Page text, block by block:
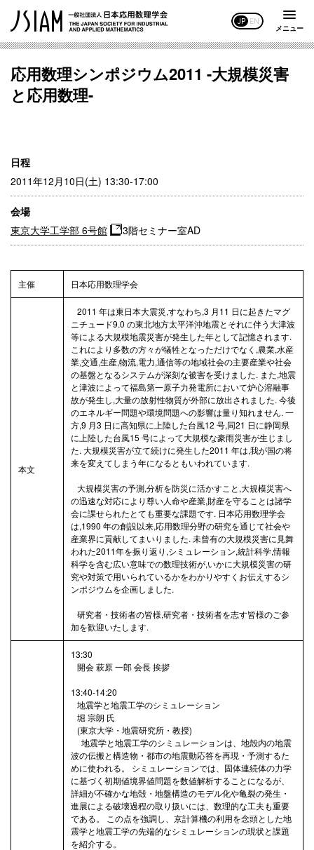
JP EN
メニュー
応用数理シンポジウム2011 -大規模災害
と応用数理-
日程
2011年12月10日(土) 13:30-17:00
会場
東京大学工学部 6号館
3階セミナー室AD
主催 日本応用数理学会
本文
2011 年は東日本大震災,すなわち,3 月11 日に起きたマグ
ニチュード9.0 の東北地方太平洋沖地震とそれに伴う大津波
等による大規模地震災害が発生した年として記憶されます.
これにより多数の方々が犠牲となっただけでなく,農業,水産
業,交通,生産,物流,電力,通信等の地域社会の主要産業や社会
の基盤となるシステムが深刻な被害を受けました. また,地震
と津波によって福島第一原子力発電所において炉心溶融事
故が発生し,大量の放射性物質が外部に放出されました. 今後
のエネルギー問題や環境問題への影響は量り知れません. 一
方,9 月3 日に高知県に上陸した台風12 号,同21 日に静岡県
に上陸した台風15 号によって大規模な豪雨災害が生じまし
た. 大規模災害が立て続けに発生した2011 年は,我が国の将
来を変えてしまう年になるともいわれています.
大規模災害の予測,分析を防災に活かすこと,大規模災害へ
の迅速な対応により尊い人命や産業,財産を守ることは諸学
会に課せられたとても重要な課題です. 日本応用数理学会
は,1990 年の創設以来,応用数理分野の研究を通じて社会や
産業界に貢献してまいりました. 未曾有の大規模災害に見舞
われた2011年を振り返り,シミュレーション,統計科学,情報
科学を含む広い意味での数理技術が,いかに大規模災害の研
究や対策で用いられているかをわかりやすくお伝えするシ
ンポジウムを企画しました.
研究者・技術者の皆様,研究者・技術者を志す皆様のご参
加を歓迎いたします.
13:30
開会 萩原 一郎 会長 挨拶
13:40-14:20
地震学と地震工学のシミュレーション
堀 宗朗 氏
(東京大学・地震研究所・教授)
地震学と地震工学のシミュレーションは、地殻内の地震
波の伝搬と構造物・都市の地震動応答を再現・予測するた
めに使われる。 シミュレーションでは、固体連続体の力学
に基づく初期値境界値問題を数値解析することになるが、
詳細が不確かな地殻・地盤構造のモデル化や亀裂の発生・
進展による破壊過程の取り扱いには、数理的な工夫も重要
である。 この点を強調し、京計算機の利用を念頭とした地
震学と地震工学の先端的なシミュレーションの現状と課題
を紹介する。